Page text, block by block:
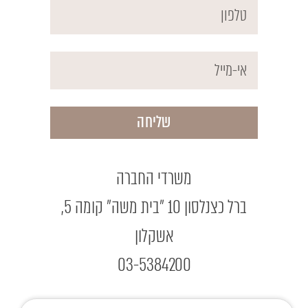
שליחה
משרדי החברה
ברל כצנלסון 10 ״בית משה״ קומה 5,
אשקלון
03-5384200